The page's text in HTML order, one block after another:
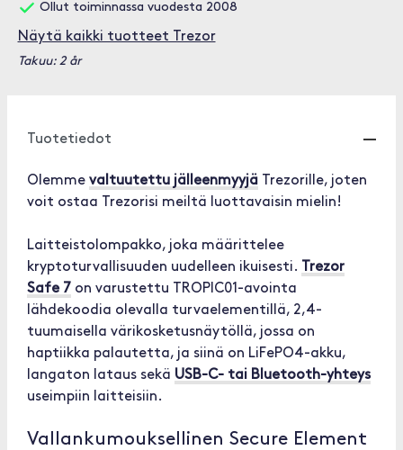
Ollut toiminnassa vuodesta 2008
Näytä kaikki tuotteet Trezor
Takuu: 2 år
Tuotetiedot
Olemme valtuutettu jälleenmyyjä Trezorille, joten
voit ostaa Trezorisi meiltä luottavaisin mielin!
Laitteistolompakko, joka määrittelee
kryptoturvallisuuden uudelleen ikuisesti.
Trezor
Safe 7 on varustettu TROPIC01-avointa
lähdekoodia olevalla turvaelementillä, 2,4-
tuumaisella värikosketusnäytöllä, jossa on
haptiikka palautetta, ja siinä on LiFePO4-akku,
langaton lataus sekä USB-C- tai Bluetooth-yhteys
useimpiin laitteisiin.
Vallankumouksellinen Secure Element